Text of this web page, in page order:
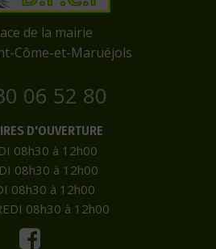
de la mairie
Côme-et-Maruéjols
06 52 80
D'OUVERTURE
08h30 à 12h00
08h30 à 12h00
08h30 à 12h00
08h30 à 12h00